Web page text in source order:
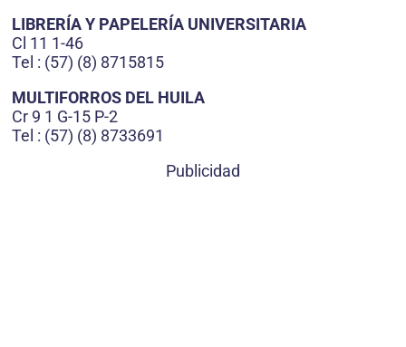
LIBRERÍA Y PAPELERÍA UNIVERSITARIA
Cl 11 1-46
Tel : (57) (8) 8715815
MULTIFORROS DEL HUILA
Cr 9 1 G-15 P-2
Tel : (57) (8) 8733691
Publicidad